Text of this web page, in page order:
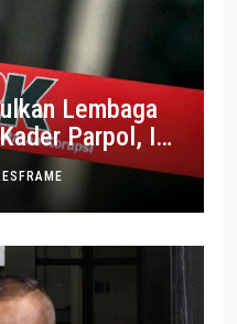
Lembaga
Parpol, Ini